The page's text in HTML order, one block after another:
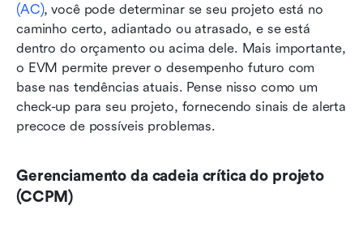
(AC), você pode determinar se seu projeto está no
caminho certo, adiantado ou atrasado, e se está
dentro do orçamento ou acima dele. Mais importante,
o EVM permite prever o desempenho futuro com
base nas tendências atuais. Pense nisso como um
check-up para seu projeto, fornecendo sinais de alerta
precoce de possíveis problemas.
Gerenciamento da cadeia crítica do projeto
(CCPM)